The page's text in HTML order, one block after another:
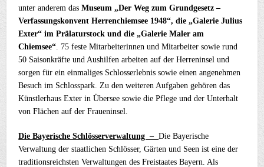
unter anderem dasMuseum „Der Weg zum Grundgesetz –
Verfassungskonvent Herrenchiemsee 1948“, die „Galerie Julius
Exter“ im Prälaturstock und die „Galerie Maler am
Chiemsee“ . 75 feste Mitarbeiterinnen und Mitarbeiter sowie rund
50 Saisonkräfte und Aushilfen arbeiten auf der Herreninsel und
sorgen für ein einmaliges Schlosserlebnis sowie einen angenehmen
Besuch im Schlosspark. Zu den weiteren Aufgaben gehören das
Künstlerhaus Exter in Übersee sowie die Pflege und der Unterhalt
von Flächen auf der Fraueninsel.
Die Bayerische Schlösserverwaltung –Die Bayerische
Verwaltung der staatlichen Schlösser, Gärten und Seen ist eine der
traditionsreichsten Verwaltungen des Freistaates Bayern. Als